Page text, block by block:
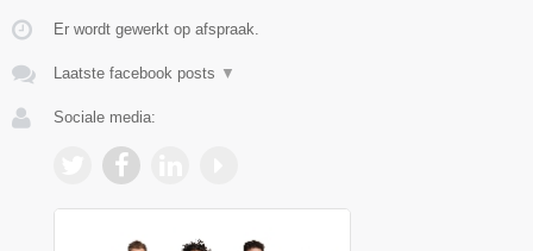
Er wordt gewerkt op afspraak.
Laatste facebook posts ▼
Sociale media: